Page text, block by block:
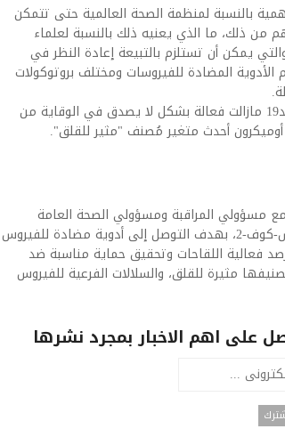
بالنسبة لمنظمة الصحة العالمية حتى تتمكن
تغير فيروس سارس-كوف-2، والأهم من ذلك، ما الذي يعنيه ذلك بالنسبة لعلماء
يمكن أن تستلزم بالتبيعة إعادة النظر في
الأدوية المضادة للفيروسات ومختلف بروتوكولات
وفي هذا السياق، نوهت كيركوف بأن لقاحات كوفيد19 مازالت فعالة بشكل لا يصدق في الوقاية من
أوميكرون أحدث متغير مُصنف "مثير للقلق".
مسؤولي المراقبة ومسؤولي الصحة العامة
والخبراء في جميع أنحاء العالم لتتبع متغيرات سارس-كوف-2، بهدف التوصل إلى أدوية مضادة للفيروس
فعالية اللقاحات وتحقيق حماية مناسبة ضد
مثيرة للقلق، والسلالات الفرعية للفيروس
على اهم الاخبار بمجرد نشرها